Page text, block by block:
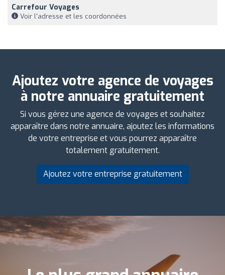
Carrefour Voyages
Voir l'adresse et les coordonnées
Ajoutez votre agence de voyages
à notre annuaire gratuitement
Si vous gérez une agence de voyages et souhaitez
apparaître dans notre annuaire, ajoutez les informations
de votre entreprise et vous pourrez apparaître
totalement gratuitement.
Ajoutez votre entreprise gratuitement